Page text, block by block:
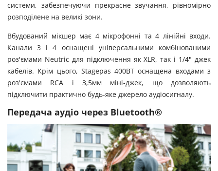
системи, забезпечуючи прекрасне звучання, рівномірно
розподілене на великі зони.
Вбудований мікшер має 4 мікрофонні та 4 лінійні входи.
Канали 3 і 4 оснащені універсальними комбінованими
роз'ємами Neutric для підключення як XLR, так і 1/4" джек
кабелів. Крім цього, Stagepas 400BT оснащена входами з
роз'ємами RCA і 3,5мм міні-джек, що дозволяють
підключити практично будь-яке джерело аудіосигналу.
Передача аудіо через Bluetooth®